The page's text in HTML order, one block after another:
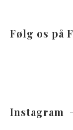
Følg os på
Instagram